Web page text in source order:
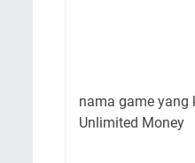
nama game yang
Unlimited Money